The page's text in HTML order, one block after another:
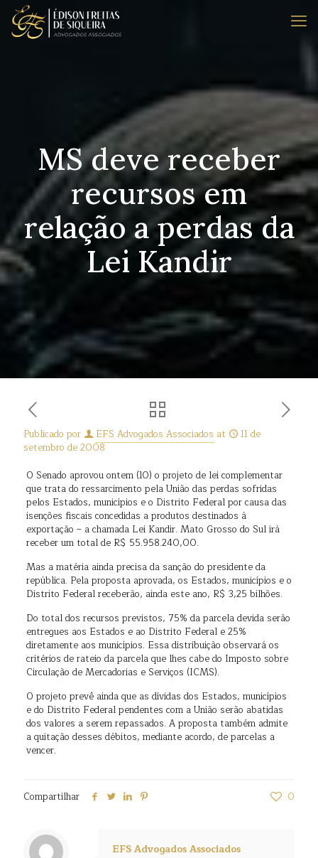
MS deve receber
recursos em
relação a perdas da
Lei Kandir
Publicado por EFS Advogados Associados at
11 de
setembro de 2008
O Senado aprovou ontem (10) o projeto de lei complementar
que trata do ressarcimento pela União das perdas sofridas
pelos Estados, municípios e o Distrito Federal por causa das
isenções fiscais concedidas a produtos destinados à
exportação – a chamada Lei Kandir. Mato Grosso do Sul irá
receber um total de R$ 55.958.240,00.
Mas a matéria ainda precisa da sanção do presidente da
república. Pela proposta aprovada, os Estados, municípios e o
Distrito Federal receberão, ainda este ano, R$ 3,25 bilhões.
Do total dos recursos previstos, 75% da parcela devida serão
entregues aos Estados e ao Distrito Federal e 25%
diretamente aos municípios. Essa distribuição observará os
critérios de rateio da parcela que lhes cabe do Imposto sobre
Circulação de Mercadorias e Serviços (ICMS).
O projeto prevê ainda que as dívidas dos Estados, municípios
e do Distrito Federal pendentes com a União serão abatidas
dos valores a serem repassados. A proposta também admite
a quitação desses débitos, mediante acordo, de parcelas a
vencer.
Compartilhar 0
EFS Advogados Associados